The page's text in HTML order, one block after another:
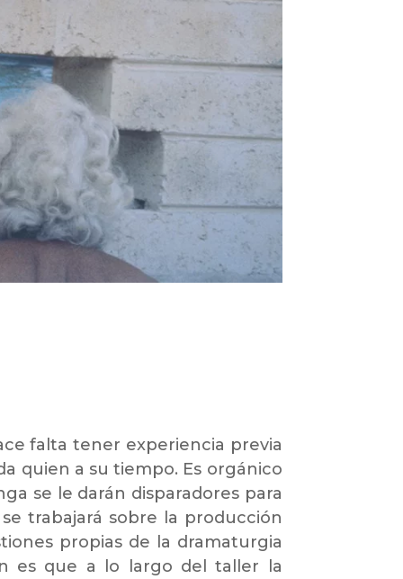
falta tener experiencia previa
quien a su tiempo. Es orgánico
se le darán disparadores para
trabajará sobre la producción
propias de la dramaturgia
es que a lo largo del taller la